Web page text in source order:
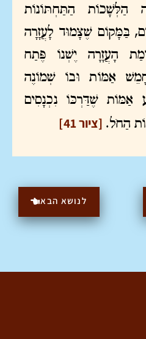
הַלְּשָׁכוֹת הַתַּחְתּוֹנוֹת
בַּמָּקוֹם שֶׁצָּמוּד לָעֲזָרָה
הָעֲזָרָה יֶשְׁנוֹ פֶּתַח
אַמּוֹת וּבוֹ שְׁמוֹנֶה
אַמּוֹת שֶׁדַּרְכּוֹ נִכְנָסִים
הַחֹל. [ציור 41]
לנושא הבא